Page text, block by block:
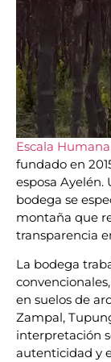
Escala Humana
fundado en
esposa Ayelén.
bodega se
montaña que
transparencia
La bodega
en suelos de
Zampal,
interpretación
autenticidad y